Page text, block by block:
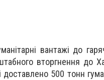
вантажі до
вторгнення до
доставлено 500 тонн